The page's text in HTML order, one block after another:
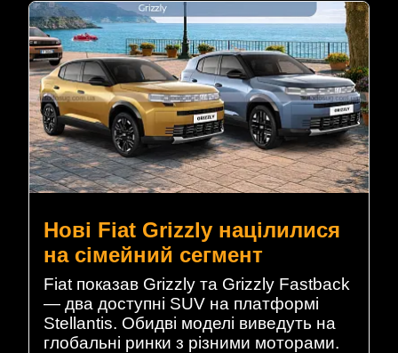
Нові Fiat Grizzly націлилися
на сімейний сегмент
Fiat показав Grizzly та Grizzly Fastback
— два доступні SUV на платформі
Stellantis. Обидві моделі виведуть на
глобальні ринки з різними моторами.